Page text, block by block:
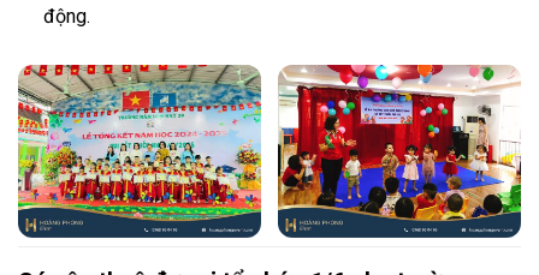
động.